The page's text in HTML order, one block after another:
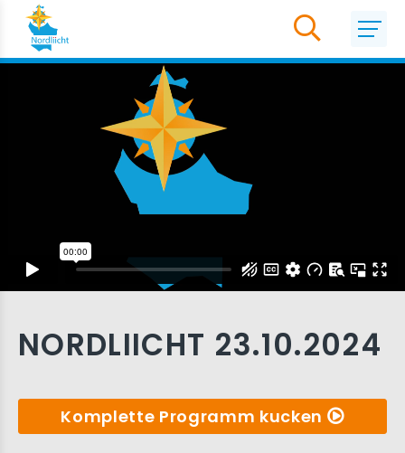
NORDLIICHT 23.10.2024
Komplette Programm kucken